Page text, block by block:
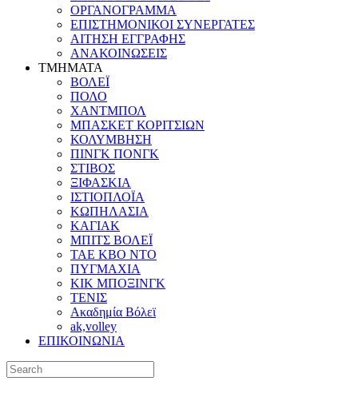
ΟΡΓΑΝΟΓΡΑΜΜΑ
ΕΠΙΣΤΗΜΟΝΙΚΟΙ ΣΥΝΕΡΓΑΤΕΣ
ΑΙΤΗΣΗ ΕΓΓΡΑΦΗΣ
ΑΝΑΚΟΙΝΩΣΕΙΣ
ΤΜΗΜΑΤΑ
ΒΟΛΕΪ
ΠΟΛΟ
ΧΑΝΤΜΠΟΛ
ΜΠΑΣΚΕΤ ΚΟΡΙΤΣΙΩΝ
ΚΟΛΥΜΒΗΣΗ
ΠΙΝΓΚ ΠΟΝΓΚ
ΣΤΙΒΟΣ
ΞΙΦΑΣΚΙΑ
ΙΣΤΙΟΠΛΟΪΑ
ΚΩΠΗΛΑΣΙΑ
ΚΑΓΙΑΚ
ΜΠΙΤΣ ΒΟΛΕΪ
ΤΑΕ ΚΒΟ ΝΤΟ
ΠΥΓΜΑΧΙΑ
ΚΙΚ ΜΠΟΞΙΝΓΚ
ΤΕΝΙΣ
Ακαδημία Βόλεϊ
ak,volley
ΕΠΙΚΟΙΝΩΝΙΑ